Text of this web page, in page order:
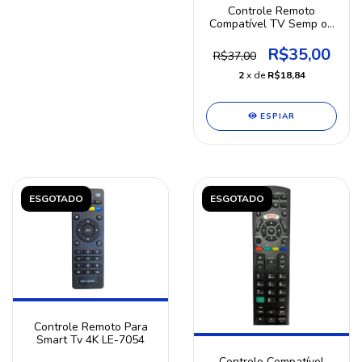
Controle Remoto
Compatível TV Semp ou
R$37,00
R$35,00
2 x deR$18,84
ESPIAR
ESGOTADO
Controle Remoto Para
Smart Tv 4K LE-7054
ESGOTADO